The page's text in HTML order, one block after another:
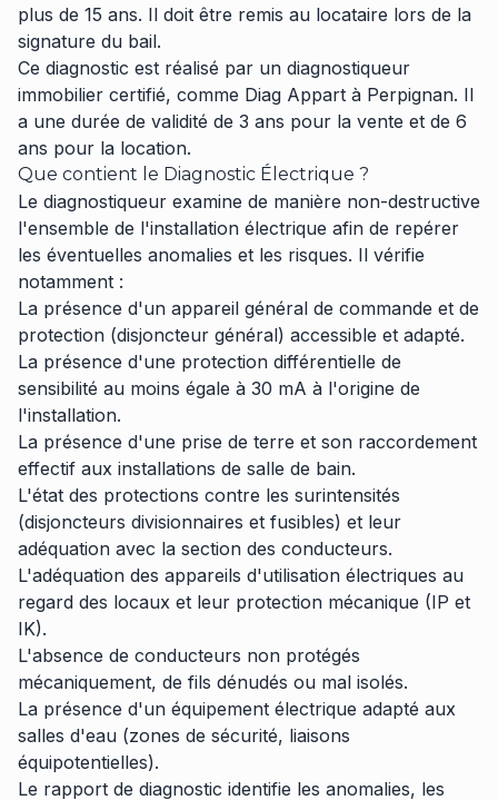
plus de 15 ans. Il doit être remis au locataire lors de la
signature du bail.
Ce diagnostic est réalisé par un diagnostiqueur
immobilier certifié, comme Diag Appart à Perpignan. Il
a une durée de validité de 3 ans pour la vente et de 6
ans pour la location.
Que contient le Diagnostic Électrique ?
Le diagnostiqueur examine de manière non-destructive
l'ensemble de l'installation électrique afin de repérer
les éventuelles anomalies et les risques. Il vérifie
notamment :
La présence d'un appareil général de commande et de
protection (disjoncteur général) accessible et adapté.
La présence d'une protection différentielle de
sensibilité au moins égale à 30 mA à l'origine de
l'installation.
La présence d'une prise de terre et son raccordement
effectif aux installations de salle de bain.
L'état des protections contre les surintensités
(disjoncteurs divisionnaires et fusibles) et leur
adéquation avec la section des conducteurs.
L'adéquation des appareils d'utilisation électriques au
regard des locaux et leur protection mécanique (IP et
IK).
L'absence de conducteurs non protégés
mécaniquement, de fils dénudés ou mal isolés.
La présence d'un équipement électrique adapté aux
salles d'eau (zones de sécurité, liaisons
équipotentielles).
Le rapport de diagnostic identifie les anomalies, les